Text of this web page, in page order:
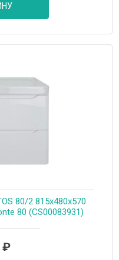
80/2 815х480х570
80 (CS00083931)
₽